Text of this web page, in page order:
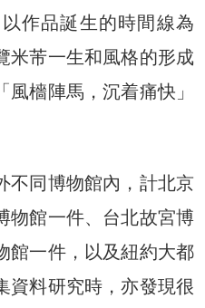
作品誕生的時間線為
米芾一生和風格的形成
檣陣馬，沉着痛快」
不同博物館內，計北京
物館一件、台北故宮博
館一件，以及紐約大都
資料研究時，亦發現很